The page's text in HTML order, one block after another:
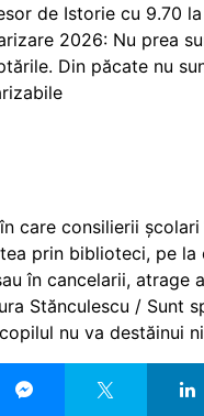
de Istorie cu 9.70 la
2026: Nu prea
Din păcate nu
care consilierii școlari
prin biblioteci, pe la
în cancelarii, atrage
Stănculescu / Sunt
nu va destăinui
a reamplasat